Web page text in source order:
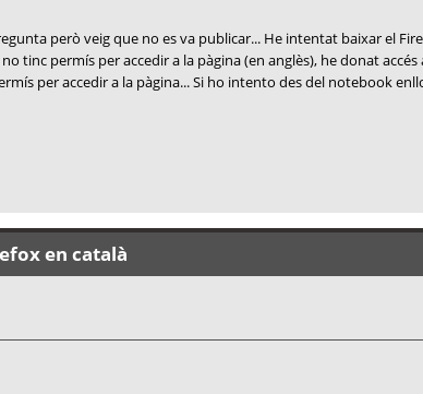
però veig que no es va publicar... He intentat baixar el
tinc permís per accedir a la pàgina (en anglès), he donat
per accedir a la pàgina... Si ho intento des del notebook
en català